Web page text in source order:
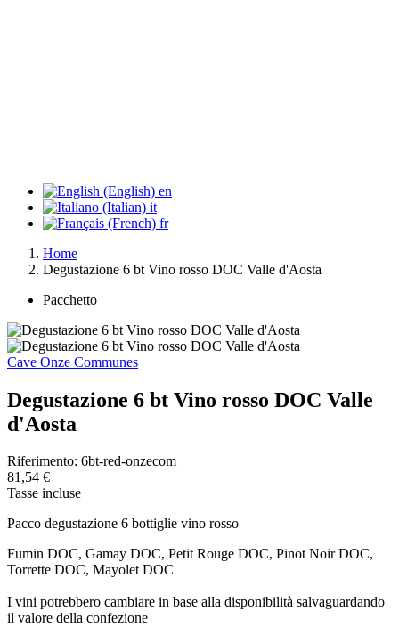
en
it
fr
Home
Degustazione 6 bt Vino rosso DOC Valle d'Aosta
Pacchetto
Cave Onze Communes
Degustazione 6 bt Vino rosso DOC Valle
d'Aosta
Riferimento: 6bt-red-onzecom
81,54 €
Tasse incluse
Pacco degustazione 6 bottiglie vino rosso
Fumin DOC, Gamay DOC, Petit Rouge DOC, Pinot Noir DOC,
Torrette DOC, Mayolet DOC
I vini potrebbero cambiare in base alla disponibilità salvaguardando
il valore della confezione